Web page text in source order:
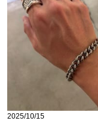
2025/10/15